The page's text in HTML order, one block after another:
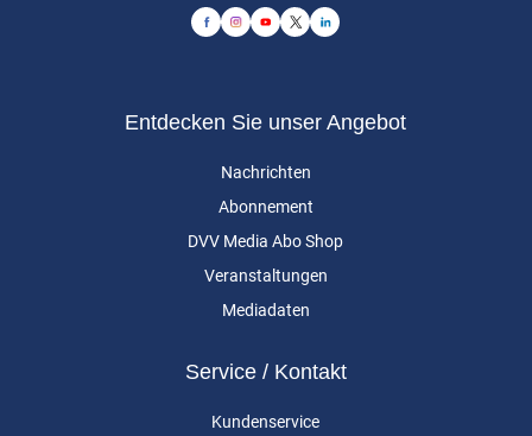
Entdecken Sie unser Angebot
Nachrichten
Abonnement
DVV Media Abo Shop
Veranstaltungen
Mediadaten
Service / Kontakt
Kundenservice